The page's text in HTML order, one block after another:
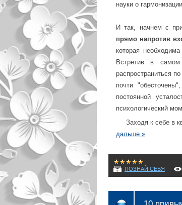
науки о
И так, начнем с
прямо напротив
которая
Встретив в
распространиться
почти
постоянной
психологический
Заходя к себе в
дальше »
ПОЗНАЙ СЕБЯ